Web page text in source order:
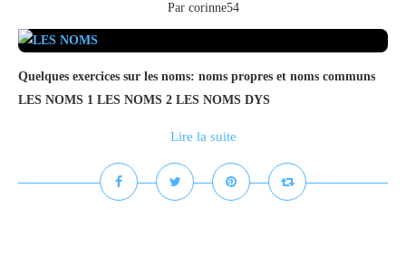
Par corinne54
Quelques exercices sur les noms: noms propres et noms communs
LES NOMS 1 LES NOMS 2 LES NOMS DYS
Lire la suite